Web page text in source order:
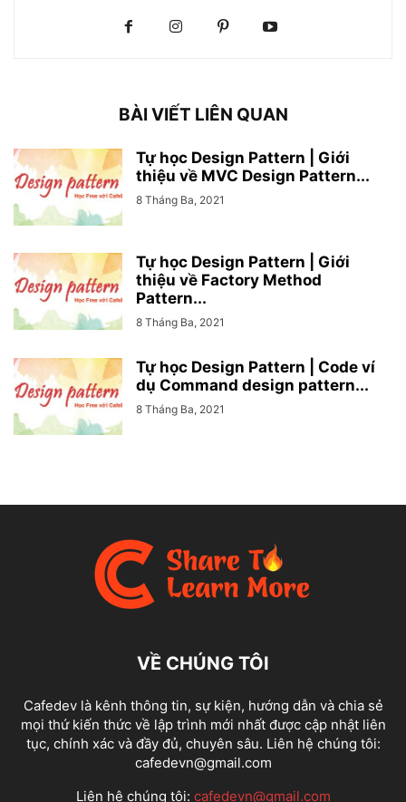
BÀI VIẾT LIÊN QUAN
Tự học Design Pattern | Giới
thiệu về MVC Design Pattern...
8 Tháng Ba, 2021
Tự học Design Pattern | Giới
thiệu về Factory Method
Pattern...
8 Tháng Ba, 2021
Tự học Design Pattern | Code ví
dụ Command design pattern...
8 Tháng Ba, 2021
VỀ CHÚNG TÔI
Cafedev là kênh thông tin, sự kiện, hướng dẫn và chia sẻ
mọi thứ kiến thức về lập trình mới nhất được cập nhật liên
tục, chính xác và đầy đủ, chuyên sâu. Liên hệ chúng tôi:
cafedevn@gmail.com
Liên hệ chúng tôi: cafedevn@gmail.com